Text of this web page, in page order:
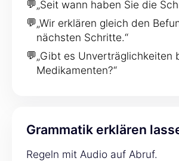
💬„Seit wann haben Sie die
💬„Wir erklären gleich den
nächsten Schritte.“
💬„Gibt es Unverträglichkeiten
Medikamenten?“
Grammatik erklären
Regeln mit Audio auf Abruf.